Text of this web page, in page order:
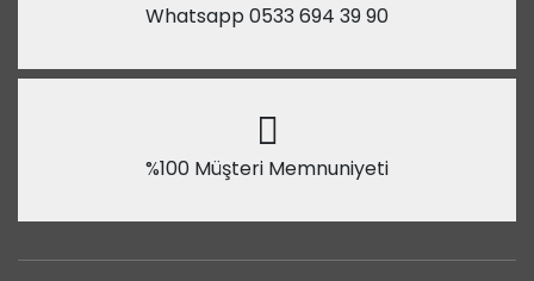
Whatsapp 0533 694 39 90
%100 Müşteri Memnuniyeti